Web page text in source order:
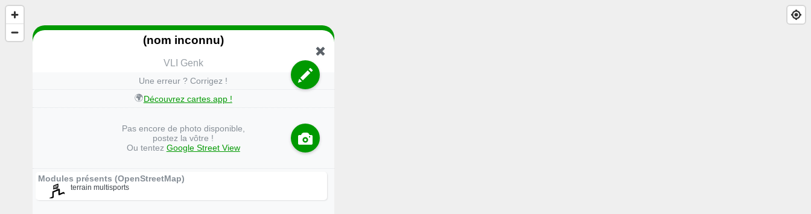
(nom inconnu)
VLI Genk
Une erreur ? Corrigez !
🌍Découvrez cartes.app !
Pas encore de photo disponible,
postez la vôtre !
Ou tentez Google Street View
Modules présents (OpenStreetMap)
terrain multisports